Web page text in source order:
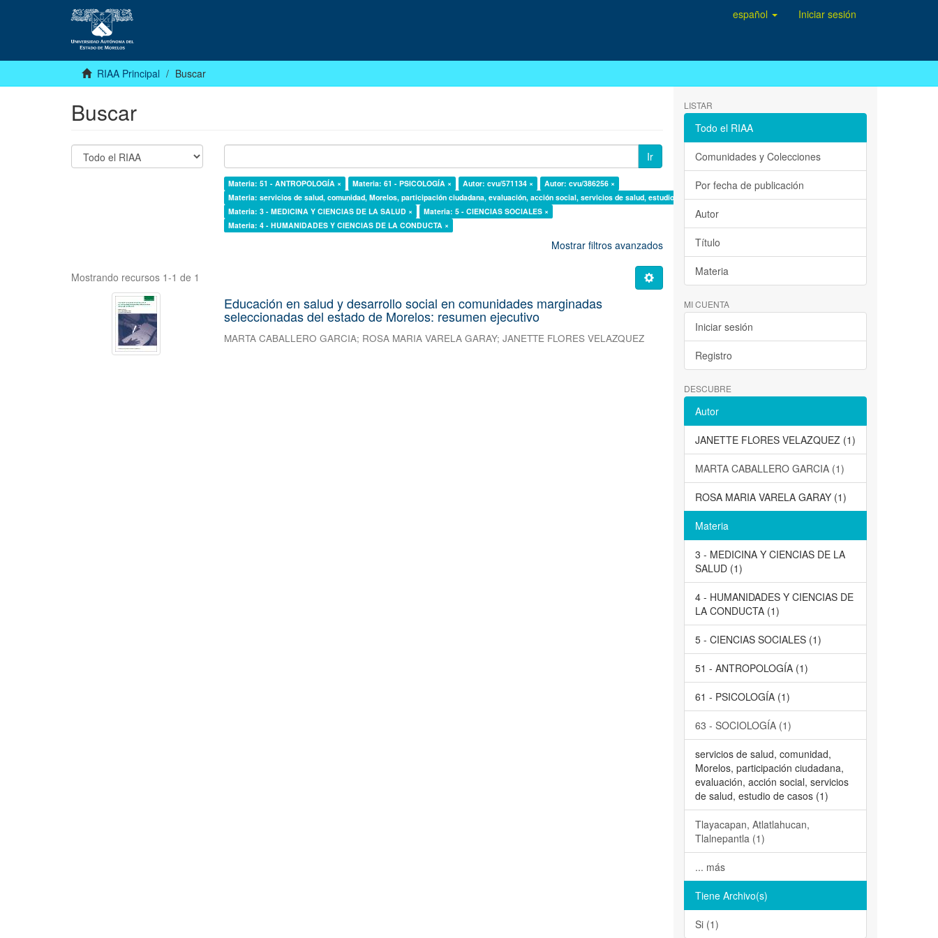
español Iniciar sesión
RIAA Principal Buscar
Buscar
Ir
Materia: 51 - ANTROPOLOGÍA × Materia: 61 - PSICOLOGÍA × Autor: cvu/571134 ×
Autor: cvu/386256 ×
Materia: servicios de salud, comunidad, Morelos, participación ciudadana, evaluación, acción social, servicios de salud, estudio de casos ×
Materia: 3 - MEDICINA Y CIENCIAS DE LA SALUD ×
Materia: 5 - CIENCIAS SOCIALES ×
Materia: 4 - HUMANIDADES Y CIENCIAS DE LA CONDUCTA ×
Mostrar filtros avanzados
Mostrando recursos 1-1 de 1
Educación en salud y desarrollo social en comunidades marginadas
seleccionadas del estado de Morelos: resumen ejecutivo
MARTA CABALLERO GARCIA; ROSA MARIA VARELA GARAY;JANETTE FLORES VELAZQUEZ
LISTAR
Todo el RIAA
Comunidades y Colecciones
Por fecha de publicación
Autor
Título
Materia
MI CUENTA
Iniciar sesión
Registro
DESCUBRE
Autor
JANETTE FLORES VELAZQUEZ (1)
MARTA CABALLERO GARCIA (1)
ROSA MARIA VARELA GARAY (1)
Materia
3 - MEDICINA Y CIENCIAS DE LA
SALUD (1)
4 - HUMANIDADES Y CIENCIAS DE
LA CONDUCTA (1)
5 - CIENCIAS SOCIALES (1)
51 - ANTROPOLOGÍA (1)
61 - PSICOLOGÍA (1)
63 - SOCIOLOGÍA (1)
servicios de salud, comunidad,
Morelos, participación ciudadana,
evaluación, acción social, servicios
de salud, estudio de casos (1)
Tlayacapan, Atlatlahucan,
Tlalnepantla (1)
... más
Tiene Archivo(s)
Si (1)